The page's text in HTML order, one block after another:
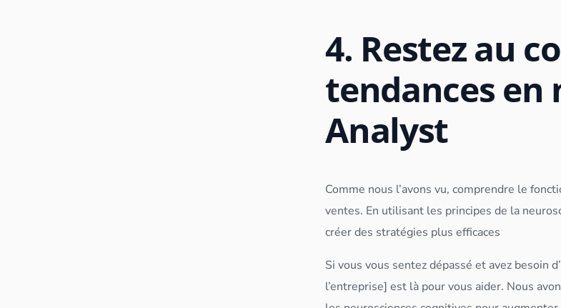
4. Restez au
tendances en
Analyst
Comme nous l’avons vu, comprendre le
ventes. En utilisant les principes de la
créer des stratégies plus efficaces
Si vous vous sentez dépassé et avez besoin
l’entreprise] est là pour vous aider. Nous